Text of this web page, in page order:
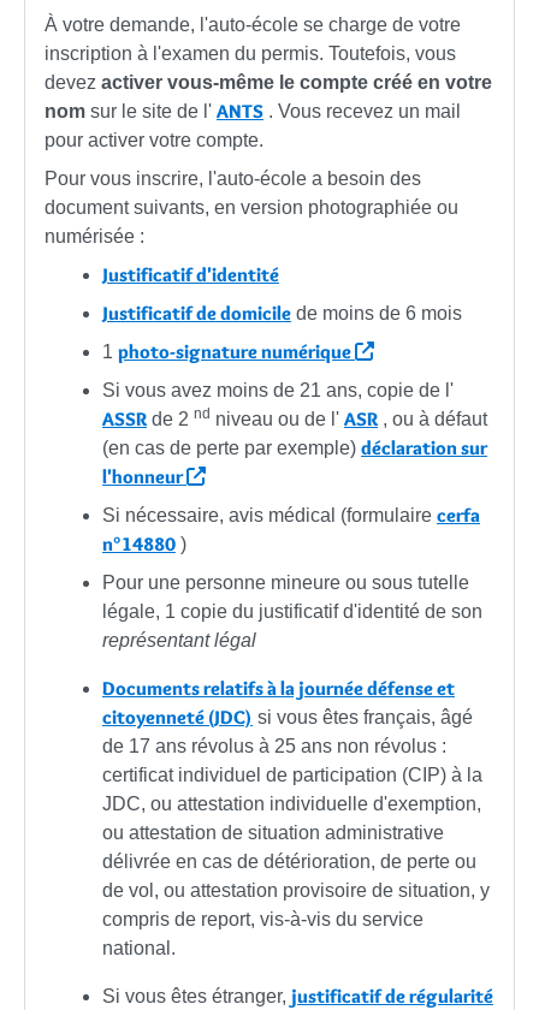
À votre demande, l'auto-école se charge de votre
inscription à l'examen du permis. Toutefois, vous
devez activer vous-même le compte créé en votre
nom sur le site de l' ANTS . Vous recevez un mail
pour activer votre compte.
Pour vous inscrire, l'auto-école a besoin des
document suivants, en version photographiée ou
numérisée :
Justificatif d'identité
Justificatif de domicile de moins de 6 mois
1 photo-signature numérique
Si vous avez moins de 21 ans, copie de l'
ASSR de 2 nd niveau ou de l' ASR , ou à défaut
(en cas de perte par exemple) déclaration sur
l'honneur
Si nécessaire, avis médical (formulaire cerfa
n°14880 )
Pour une personne mineure ou sous tutelle
légale, 1 copie du justificatif d'identité de son
représentant légal
Documents relatifs à la journée défense et
citoyenneté (JDC) si vous êtes français, âgé
de 17 ans révolus à 25 ans non révolus :
certificat individuel de participation (CIP) à la
JDC, ou attestation individuelle d'exemption,
ou attestation de situation administrative
délivrée en cas de détérioration, de perte ou
de vol, ou attestation provisoire de situation, y
compris de report, vis-à-vis du service
national.
Si vous êtes étranger, justificatif de régularité